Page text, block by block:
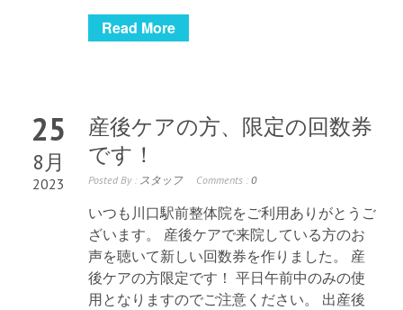
Read More
25
8月
2023
産後ケアの方、限定の回数券
です！
Posted By : スタッフ Comments : 0
いつも川口駅前整体院をご利用ありがとうご
ざいます。 産後ケアで来院している方のお
声を聴いて新しい回数券を作りました。 産
後ケアの方限定です！ 平日午前中のみの使
用となりますのでご注意ください。 出産後